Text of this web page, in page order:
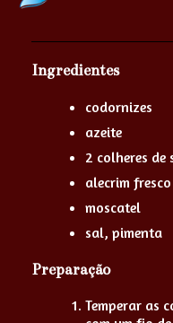
Ingredientes
codornizes
azeite
2 colheres de
alecrim fresco
moscatel
sal, pimenta
Preparação
Temperar as